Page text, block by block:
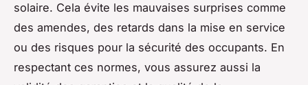
solaire. Cela évite les mauvaises surprises comme
des amendes, des retards dans la mise en service
ou des risques pour la sécurité des occupants. En
respectant ces normes, vous assurez aussi la